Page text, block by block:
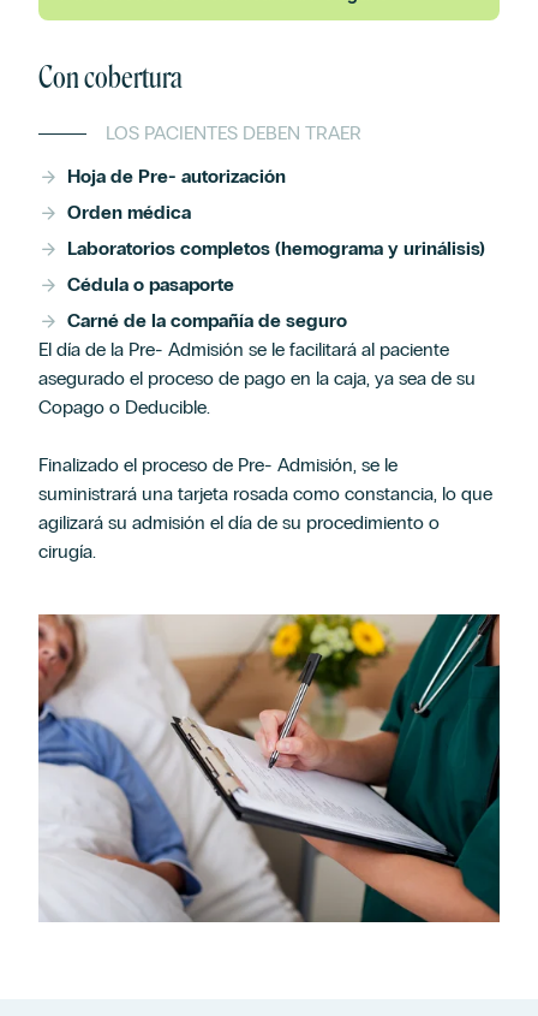
Con cobertura
LOS PACIENTES DEBEN TRAER
Hoja de Pre- autorización
Orden médica
Laboratorios completos (hemograma y urinálisis)
Cédula o pasaporte
Carné de la compañía de seguro
El día de la Pre- Admisión se le facilitará al paciente
asegurado el proceso de pago en la caja, ya sea de su
Copago o Deducible.
Finalizado el proceso de Pre- Admisión, se le
suministrará una tarjeta rosada como constancia, lo que
agilizará su admisión el día de su procedimiento o
cirugía.